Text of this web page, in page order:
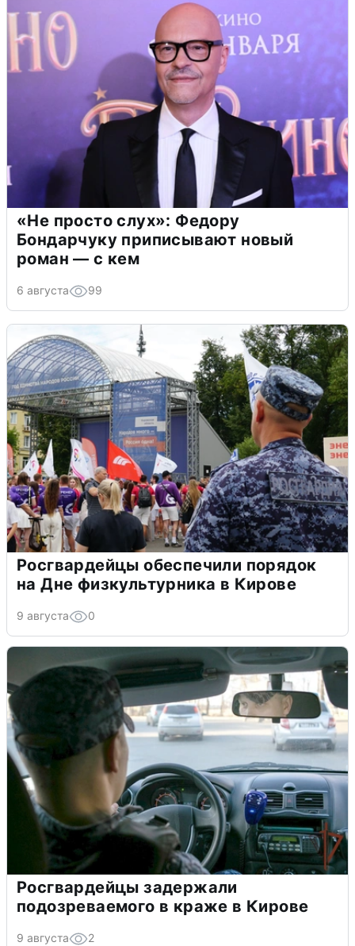
«Не просто слух»: Федору
Бондарчуку приписывают новый
роман — с кем
6 августа 99
Росгвардейцы обеспечили порядок
на Дне физкультурника в Кирове
9 августа 0
Росгвардейцы задержали
подозреваемого в краже в Кирове
9 августа 2